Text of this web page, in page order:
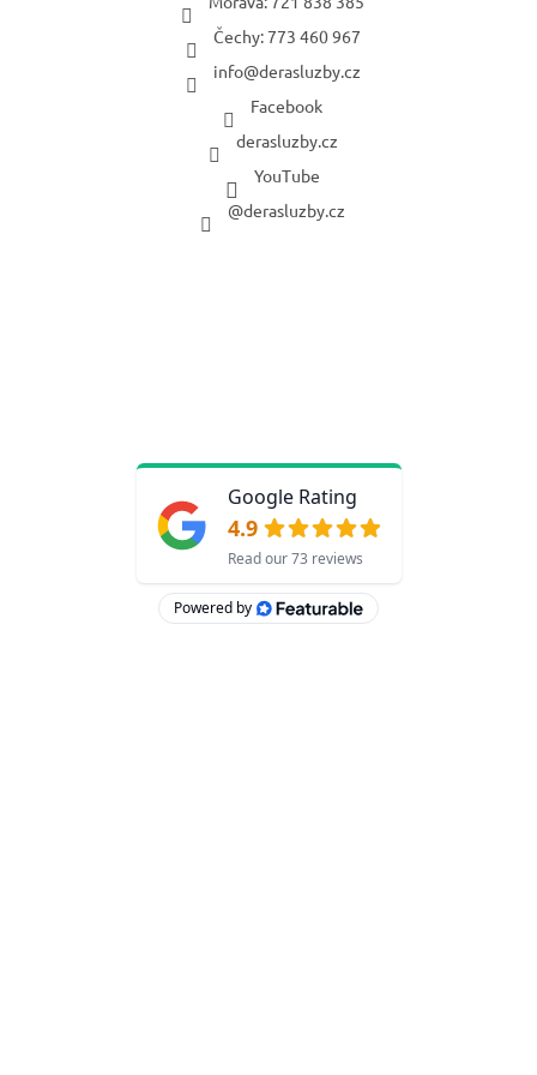
Čechy: 773 460 967
info@derasluzby.cz
Facebook
derasluzby.cz
YouTube
@derasluzby.cz